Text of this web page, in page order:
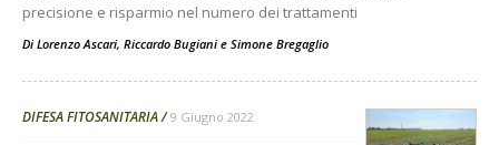
precisione e risparmio nel numero dei trattamenti
Di Lorenzo Ascari, Riccardo Bugiani e Simone Bregaglio
DIFESA FITOSANITARIA 9 Giugno 2022